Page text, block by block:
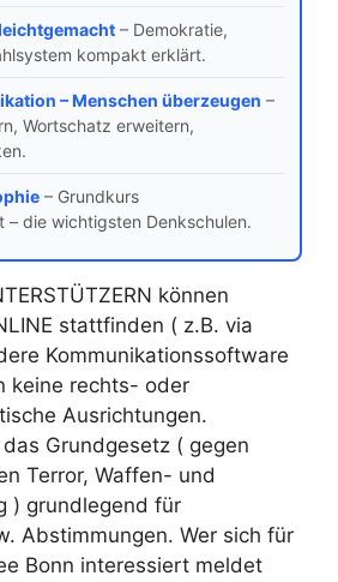
– Demokratie,
kompakt erklärt.
– Menschen überzeugen –
Wortschatz erweitern,
– Grundkurs
– die wichtigsten Denkschulen.
können
stattfinden ( z.B. via
Kommunikationssoftware
keine rechts- oder
Ausrichtungen.
Grundgesetz ( gegen
Terror, Waffen- und
) grundlegend für
Abstimmungen. Wer sich für
Bonn interessiert meldet